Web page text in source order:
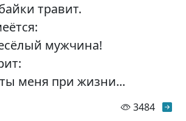
травит.
мужчина!
меня при жизни...
3484